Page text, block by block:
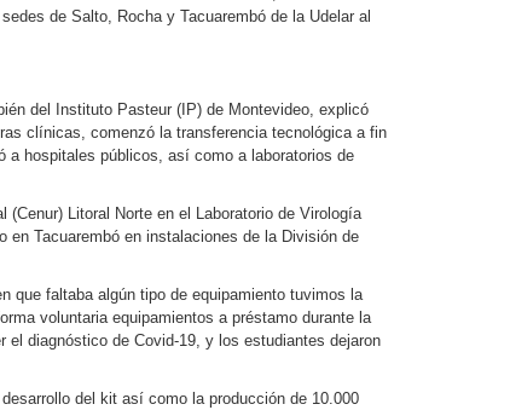
de Salto, Rocha y Tacuarembó de la Udelar al
del Instituto Pasteur (IP) de Montevideo, explicó
clínicas, comenzó la transferencia tecnológica a fin
a hospitales públicos, así como a laboratorios de
Litoral Norte en el Laboratorio de Virología
Tacuarembó en instalaciones de la División de
que faltaba algún tipo de equipamiento tuvimos la
voluntaria equipamientos a préstamo durante la
el diagnóstico de Covid-19, y los estudiantes dejaron
del kit así como la producción de 10.000